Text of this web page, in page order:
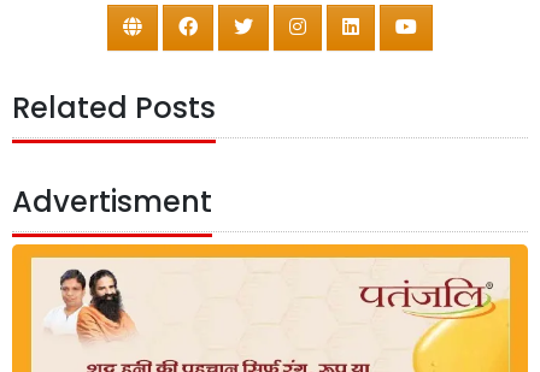
Related Posts
Advertisment